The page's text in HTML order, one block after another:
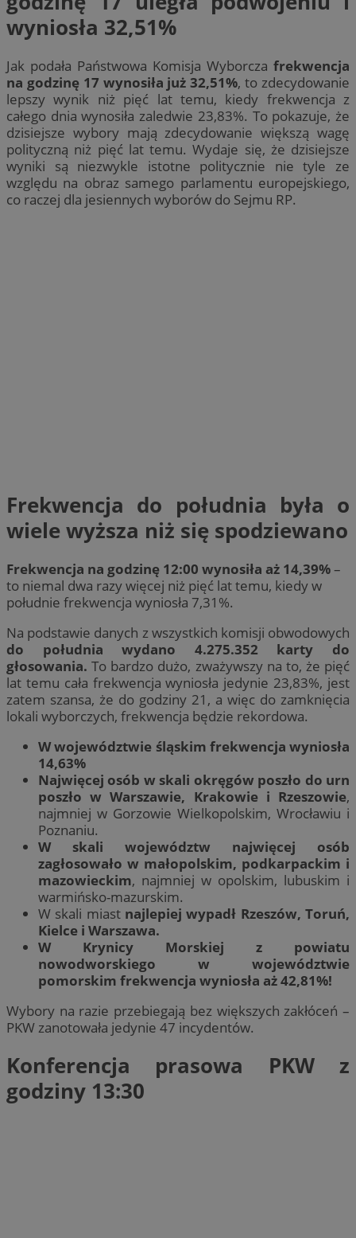
wyniosła 32,51%
Jak podała Państwowa Komisja Wyborcza frekwencja
na godzinę 17 wynosiła już 32,51%, to zdecydowanie
lepszy wynik niż pięć lat temu, kiedy frekwencja z
całego dnia wynosiła zaledwie 23,83%. To pokazuje, że
dzisiejsze wybory mają zdecydowanie większą wagę
polityczną niż pięć lat temu. Wydaje się, że dzisiejsze
wyniki są niezwykle istotne politycznie nie tyle ze
względu na obraz samego parlamentu europejskiego,
co raczej dla jesiennych wyborów do Sejmu RP.
Frekwencja do południa była o
wiele wyższa niż się spodziewano
Frekwencja na godzinę 12:00 wynosiła aż 14,39%–
to niemal dwa razy więcej niż pięć lat temu, kiedy w
południe frekwencja wyniosła 7,31%.
Na podstawie danych z wszystkich komisji obwodowych
do południa wydano 4.275.352 karty do
głosowania. To bardzo dużo, zważywszy na to, że pięć
lat temu cała frekwencja wyniosła jedynie 23,83%, jest
zatem szansa, że do godziny 21, a więc do zamknięcia
lokali wyborczych, frekwencja będzie rekordowa.
W województwie śląskim frekwencja wyniosła
14,63%
Najwięcej osób w skali okręgów poszło do urn
poszło w Warszawie, Krakowie i Rzeszowie,
najmniej w Gorzowie Wielkopolskim, Wrocławiu i
Poznaniu.
W skali województw najwięcej osób
zagłosowało w małopolskim, podkarpackim i
mazowieckim, najmniej w opolskim, lubuskim i
warmińsko-mazurskim.
W skali miast najlepiej wypadł Rzeszów, Toruń,
Kielce i Warszawa.
W Krynicy Morskiej z powiatu
nowodworskiego w województwie
pomorskim frekwencja wyniosła aż 42,81%!
Wybory na razie przebiegają bez większych zakłóceń –
PKW zanotowała jedynie 47 incydentów.
Konferencja prasowa PKW z
godziny 13:30